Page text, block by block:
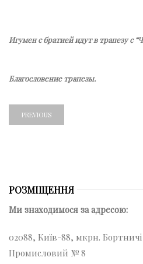
Игумен с братией идут в трапезу с
Благословение трапезы.
PREVIOUS
РОЗМІЩЕННЯ
Ми знаходимося за адресою:
02088, Київ-88, мкрн.
Промисловий № 8